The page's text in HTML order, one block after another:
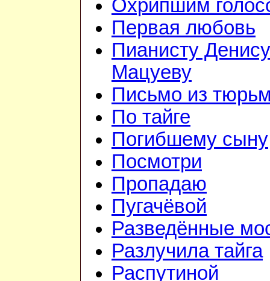
Охрипшим
Первая любовь
Пианисту Денису
Мацуеву
Письмо из
По тайге
Погибшему сыну
Посмотри
Пропадаю
Пугачёвой
Разведённые
Разлучила тайга
Распутиной